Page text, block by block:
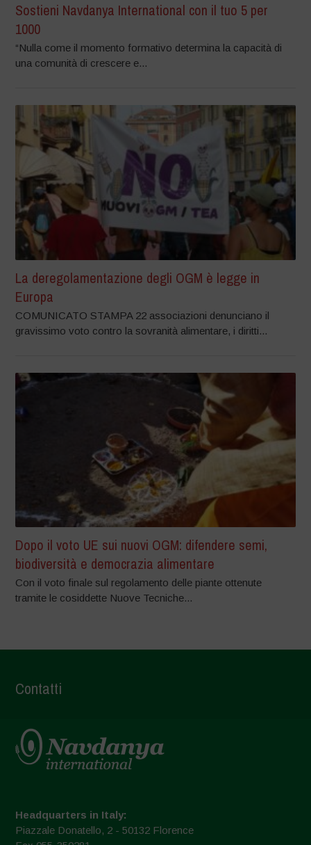
Sostieni Navdanya International con il tuo 5 per
1000
“Nulla come il momento formativo determina la capacità di
una comunità di crescere e...
La deregolamentazione degli OGM è legge in
Europa
COMUNICATO STAMPA 22 associazioni denunciano il
gravissimo voto contro la sovranità alimentare, i diritti...
Dopo il voto UE sui nuovi OGM: difendere semi,
biodiversità e democrazia alimentare
Con il voto finale sul regolamento delle piante ottenute
tramite le cosiddette Nuove Tecniche...
Contatti
Headquarters in Italy:
Piazzale Donatello, 2 - 50132 Florence